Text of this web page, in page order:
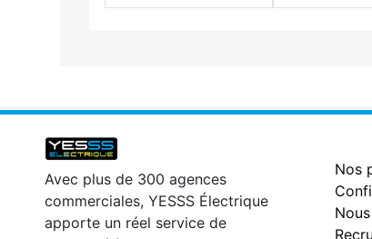
Avec plus de 300 agences
commerciales, YESSS Électrique
apporte un réel service de
Nos